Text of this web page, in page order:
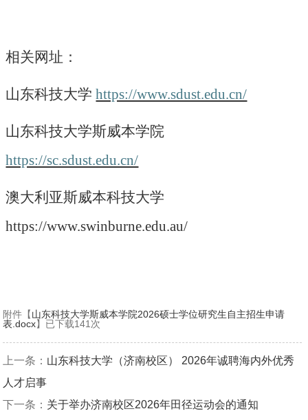
相关网址：
山东科技大学 https://www.sdust.edu.cn/
山东科技大学斯威本学院
https://sc.sdust.edu.cn/
澳大利亚斯威本科技大学
https://www.swinburne.edu.au/
附件【山东科技大学斯威本学院2026硕士学位研究生自主招生申请
表.docx】已下载141次
上一条： 山东科技大学（济南校区） 2026年诚聘海内外优秀
人才启事
下一条： 关于举办济南校区2026年田径运动会的通知